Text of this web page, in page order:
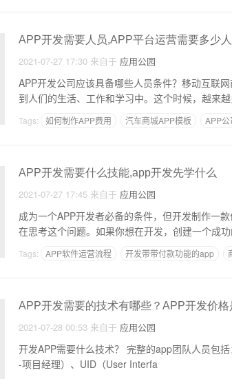
APP开发需要人员,APP平台运营需要多少人
2021-07-27 17:30 来自于 应用公园
APP开发公司应该具备哪些人员条件？移动互联
到人们的生活、工作和学习中。这个时候，越来
Tags: 如何制作APP费用 汽车商城APP模板 APP
APP开发需要什么技能,app开发先学什么
2021-07-27 17:45 来自于 应用公园
成为一个APP开发者必备的条件，但开发制作一
在思考这个问题。如果你想在开发，创建一个成
Tags: APP软件运营流程 开发带带付款功能的app
APP开发需要的技术有哪些？APP开发价格
2021-07-28 00:53 来自于 应用公园
开发APP需要什么技术？ 完整的app团队人员包括：PM（Product Manager-产品经理）、PM（Project Manager
-项目经理）、UID（User Interfa